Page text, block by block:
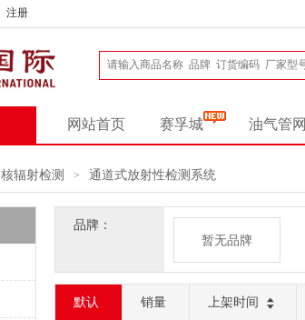
注册
网站首页 赛孚城 油气管网
核辐射检测 > 通道式放射性检测系统
品牌：
暂无品牌
默认 销量 上架时间